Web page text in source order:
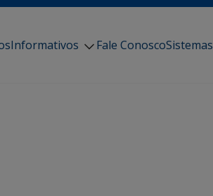
Informativos Fale ConoscoSistemas